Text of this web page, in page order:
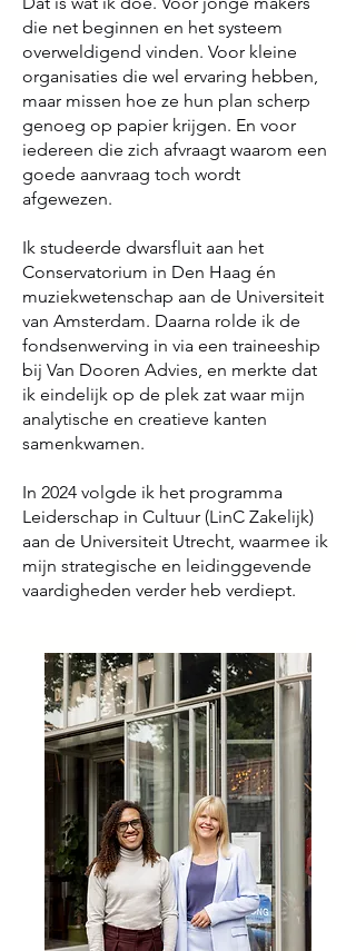
die net beginnen en het systeem
overweldigend vinden. Voor kleine
organisaties die wel ervaring hebben,
maar missen hoe ze hun plan scherp
genoeg op papier krijgen. En voor
iedereen die zich afvraagt waarom een
goede aanvraag toch wordt
afgewezen.
Ik studeerde dwarsfluit aan het
Conservatorium in Den Haag én
muziekwetenschap aan de Universiteit
van Amsterdam. Daarna rolde ik de
fondsenwerving in via een traineeship
bij Van Dooren Advies, en merkte dat
ik eindelijk op de plek zat waar mijn
analytische en creatieve kanten
samenkwamen.
In 2024 volgde ik het programma
Leiderschap in Cultuur (LinC Zakelijk)
aan de Universiteit Utrecht, waarmee ik
mijn strategische en leidinggevende
vaardigheden verder heb verdiept.